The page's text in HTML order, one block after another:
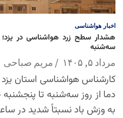
اخبار هواشناسی
هشدار سطح زرد هواشناسی در یزد؛
سه‌شنبه
مرداد ۵, ۱۴۰۵ مریم صباحی
کارشناس هواشناسی استان
دما از روز سه‌شنبه تا
به وزش باد نسبتاً شدید در